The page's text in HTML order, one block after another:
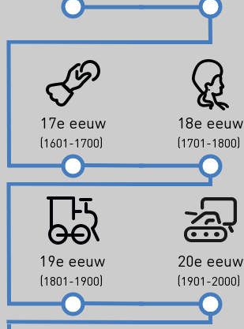
17e eeuw
(1601-1700)
18e eeuw
(1701-1800)
19e eeuw
(1801-1900)
20e eeuw
(1901-2000)